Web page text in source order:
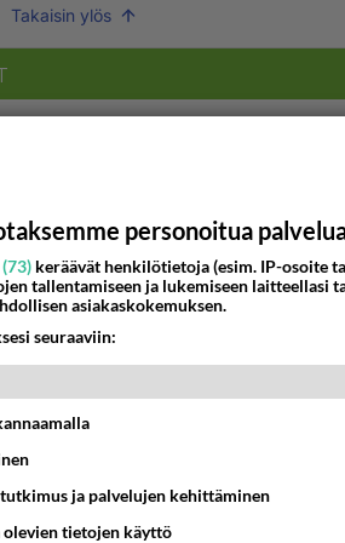
Takaisin ylös
on tämä suosittu laulaja
kumoavat demokratian Suomesta
personoitua
keräävät henkilötietoja (esim. IP-osoite
tallentamiseen ja lukemiseen laitteellasi
asiakaskokemuksen.
seuraaviin:
ja palvelujen kehittäminen
tietojen käyttö